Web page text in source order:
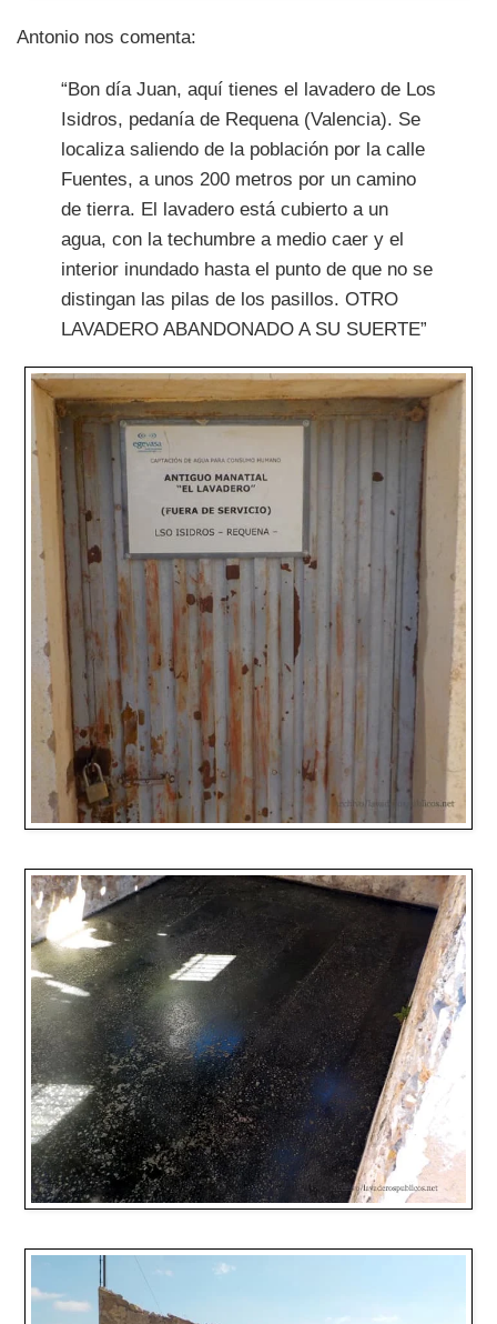
Antonio nos comenta:
“Bon día Juan, aquí tienes el lavadero de Los
Isidros, pedanía de Requena (Valencia). Se
localiza saliendo de la población por la calle
Fuentes, a unos 200 metros por un camino
de tierra. El lavadero está cubierto a un
agua, con la techumbre a medio caer y el
interior inundado hasta el punto de que no se
distingan las pilas de los pasillos. OTRO
LAVADERO ABANDONADO A SU SUERTE”